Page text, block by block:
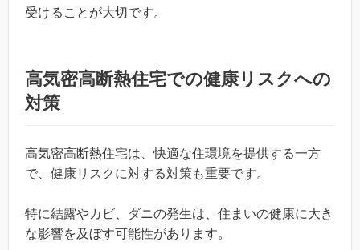
受けることが大切です。
高気密高断熱住宅での健康リスクへの
対策
高気密高断熱住宅は、快適な住環境を提供する一方
で、健康リスクに対する対策も重要です。
特に結露やカビ、ダニの発生は、住まいの健康に大き
な影響を及ぼす可能性があります。